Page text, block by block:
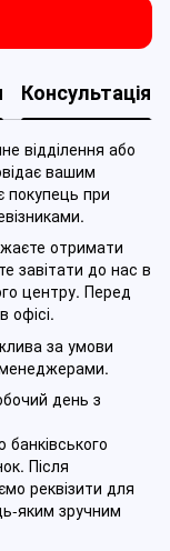
Консультація
відділення або
вашим
покупець при
отримати
завітати до нас в
центру. Перед
офісі.
за умови
день з
Після
реквізити для
яким зручним